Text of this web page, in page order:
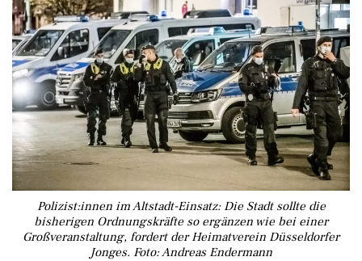
Polizist:innen im Altstadt-Einsatz: Die Stadt sollte die
bisherigen Ordnungskräfte so ergänzen wie bei einer
Großveranstaltung, fordert der Heimatverein Düsseldorfer
Jonges. Foto: Andreas Endermann